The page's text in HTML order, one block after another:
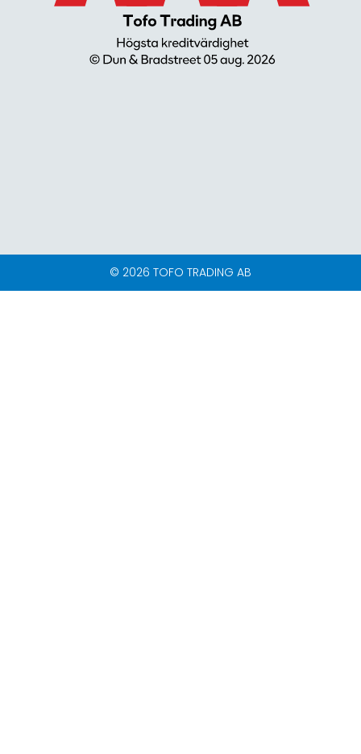
© 2026 TOFO TRADING AB